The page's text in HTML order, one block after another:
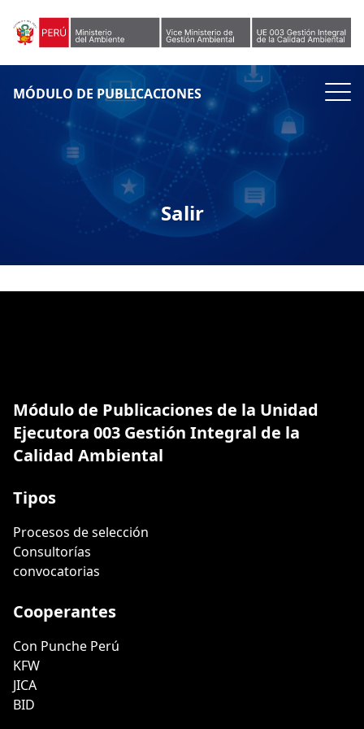
MÓDULO DE PUBLICACIONES
Salir
Módulo de Publicaciones de la Unidad
Ejecutora 003 Gestión Integral de la
Calidad Ambiental
Tipos
Procesos de selección
Consultorías
convocatorias
Cooperantes
Con Punche Perú
KFW
JICA
BID